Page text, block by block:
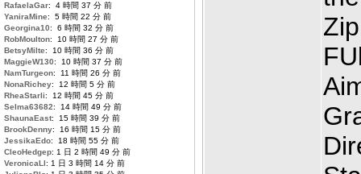
RafaelaGar: 4 時間 37 分 前
YaniraMine: 5 時間 22 分 前
Georgina10: 6 時間 32 分 前
RobMoulton: 10 時間 27 分 前
BetsyMilte: 10 時間 36 分 前
MaggieW130: 10 時間 37 分 前
NamTurgeon: 11 時間 26 分 前
NonaRichey: 12 時間 5 分 前
RheaStarli: 12 時間 45 分 前
Selma63682: 14 時間 49 分 前
ShaunaEast: 15 時間 39 分 前
BrookDenny: 16 時間 15 分 前
JessikaEdo: 18 時間 55 分 前
CleoHedgep: 1 日 2 時間 49 分 前
VeronicaLl: 1 日 3 時間 14 分 前